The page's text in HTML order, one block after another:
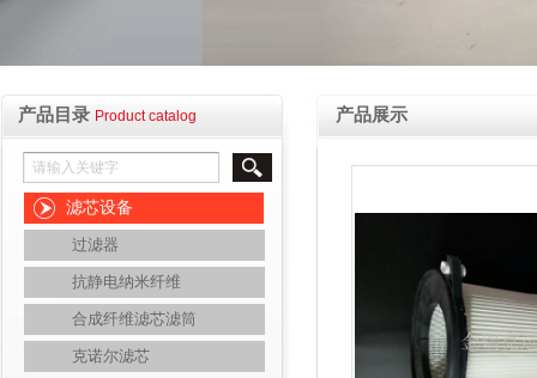
产品目录 Product catalog
滤芯设备
过滤器
抗静电纳米纤维
合成纤维滤芯滤筒
克诺尔滤芯
产品展示